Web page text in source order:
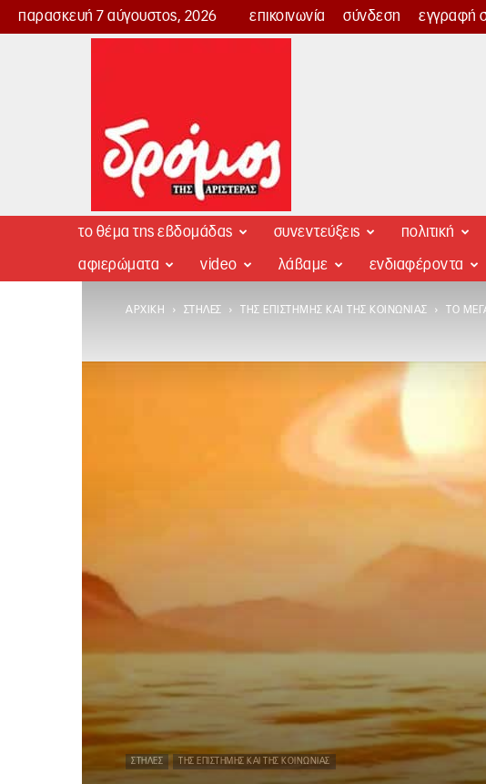
παρασκευή 7 αύγουστος, 2026 επικοινωνία σύνδεση εγγραφή
Δρόμος
το θέμα της εβδομάδας συνεντεύξεις πολιτική
αφιερώματα video λάβαμε ενδιαφέροντα
ΑΡΧΙΚΉ ΣΤΉΛΕΣ ΤΗΣ ΕΠΙΣΤΉΜΗΣ ΚΑΙ ΤΗΣ ΚΟΙΝΩΝΊΑΣ ΤΟ
ΣΤΉΛΕΣ ΤΗΣ ΕΠΙΣΤΉΜΗΣ ΚΑΙ ΤΗΣ ΚΟΙΝΩΝΊΑΣ